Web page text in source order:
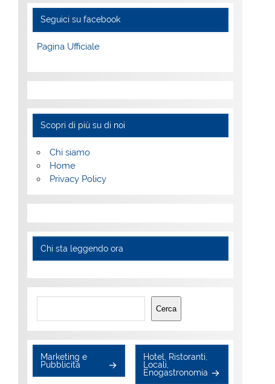
Seguici su facebook
Pagina Ufficiale
Scopri di più su di noi
Chi siamo
Home
Privacy Policy
Chi sta leggendo ora
Cerca
Cerca
Marketing e
Pubblicità
Hotel, Ristoranti,
Locali,
Enogastronomia